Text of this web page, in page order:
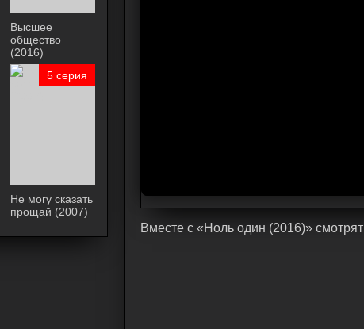
Bмecтe c «Ноль один (2016)» cмoтpят
Высшее
общество
(2016)
5 серия
Не могу сказать
прощай (2007)